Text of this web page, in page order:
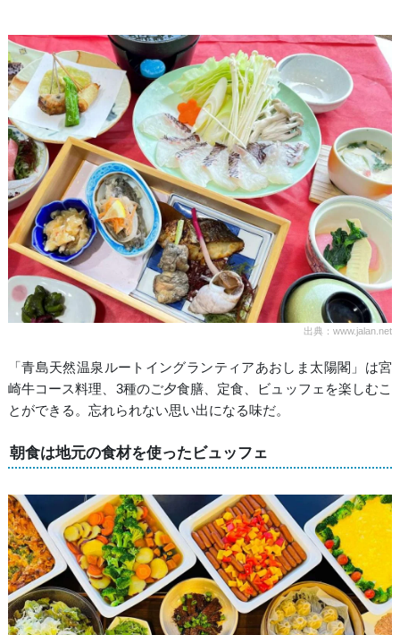
出典：www.jalan.net
「青島天然温泉ルートイングランティアあおしま太陽閣」は宮
崎牛コース料理、3種のご夕食膳、定食、ビュッフェを楽しむこ
とができる。忘れられない思い出になる味だ。
朝食は地元の食材を使ったビュッフェ